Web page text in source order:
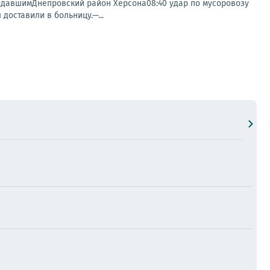
район Херсона08:40 удар по мусоровозу
в больницу.—...